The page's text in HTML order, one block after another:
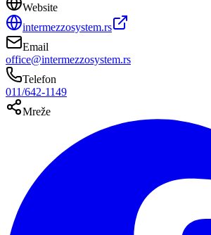
Website
intermezzosystem.rs
Email
office@intermezzosystem.rs
Telefon
011/642-1149
Mreže